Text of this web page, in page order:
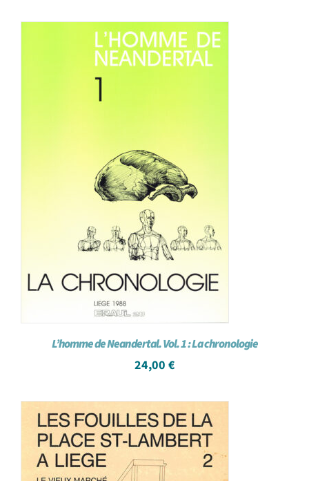
L’homme de Neandertal. Vol. 1 : La chronologie
24,00 €